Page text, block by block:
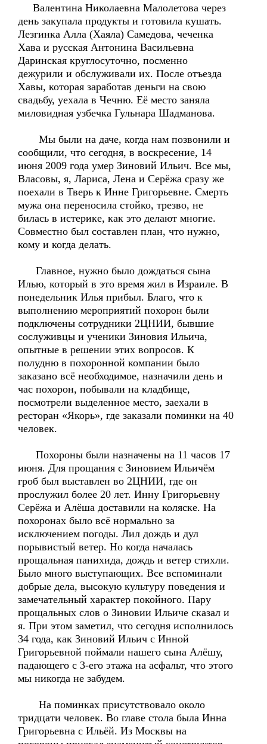
Валентина Николаевна Малолетова через
день закупала продукты и готовила кушать.
Лезгинка Алла (Хаяла) Самедова, чеченка
Хава и русская Антонина Васильевна
Даринская круглосуточно, посменно
дежурили и обслуживали их. После отъезда
Хавы, которая заработав деньги на свою
свадьбу, уехала в Чечню. Её место заняла
миловидная узбечка Гульнара Шадманова.
Мы были на даче, когда нам позвонили и
сообщили, что сегодня, в воскресение, 14
июня 2009 года умер Зиновий Ильич. Все мы,
Власовы, я, Лариса, Лена и Серёжа сразу же
поехали в Тверь к Инне Григорьевне. Смерть
мужа она переносила стойко, трезво, не
билась в истерике, как это делают многие.
Совместно был составлен план, что нужно,
кому и когда делать.
Главное, нужно было дождаться сына
Илью, который в это время жил в Израиле. В
понедельник Илья прибыл. Благо, что к
выполнению мероприятий похорон были
подключены сотрудники 2ЦНИИ, бывшие
сослуживцы и ученики Зиновия Ильича,
опытные в решении этих вопросов. К
полудню в похоронной компании было
заказано всё необходимое, назначили день и
час похорон, побывали на кладбище,
посмотрели выделенное место, заехали в
ресторан «Якорь», где заказали поминки на 40
человек.
Похороны были назначены на 11 часов 17
июня. Для прощания с Зиновием Ильичём
гроб был выставлен во 2ЦНИИ, где он
прослужил более 20 лет. Инну Григорьевну
Серёжа и Алёша доставили на коляске. На
похоронах было всё нормально за
исключением погоды. Лил дождь и дул
порывистый ветер. Но когда началась
прощальная панихида, дождь и ветер стихли.
Было много выступающих. Все вспоминали
добрые дела, высокую культуру поведения и
замечательный характер покойного. Пару
прощальных слов о Зиновии Ильиче сказал и
я. При этом заметил, что сегодня исполнилось
34 года, как Зиновий Ильич с Инной
Григорьевной поймали нашего сына Алёшу,
падающего с 3-его этажа на асфальт, что этого
мы никогда не забудем.
На поминках присутствовало около
тридцати человек. Во главе стола была Инна
Григорьевна с Ильёй. Из Москвы на